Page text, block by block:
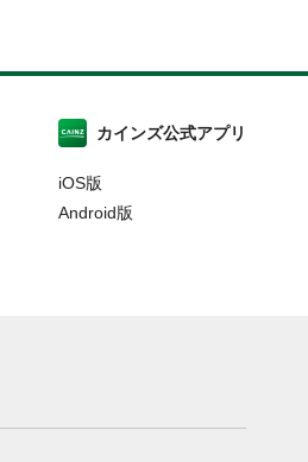
カインズ公式アプリ
iOS版
Android版